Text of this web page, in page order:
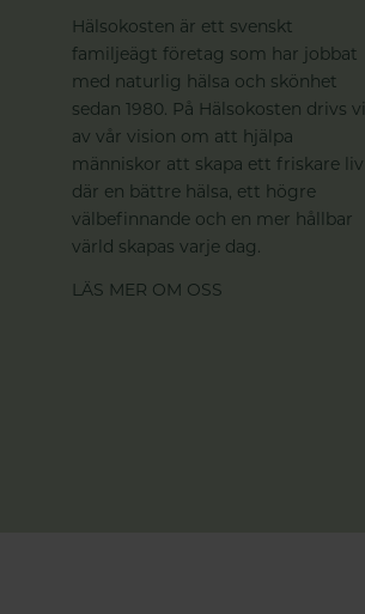
Hälsokosten är ett svenskt
familjeägt företag som har jobbat
med naturlig hälsa och skönhet
sedan 1980. På Hälsokosten drivs vi
av vår vision om att hjälpa
människor att skapa ett friskare liv
där en bättre hälsa, ett högre
välbefinnande och en mer hållbar
värld skapas varje dag.
LÄS MER OM OSS